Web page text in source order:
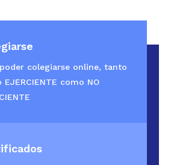
colegiarse online, tanto
EJERCIENTE como NO